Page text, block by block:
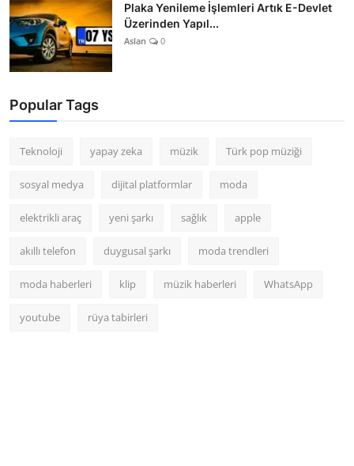
Plaka Yenileme İşlemleri Artık E-Devlet
Üzerinden Yapıl...
Aslan 0
Popular Tags
Teknoloji yapay zeka müzik Türk pop müziği
sosyal medya dijital platformlar moda
elektrikli araç yeni şarkı sağlık apple
akıllı telefon duygusal şarkı moda trendleri
moda haberleri klip müzik haberleri WhatsApp
youtube rüya tabirleri